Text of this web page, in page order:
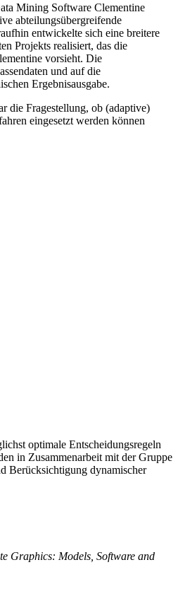
Mining Software Clementine
abteilungsübergreifende
entwickelte sich eine breitere
Projekts realisiert, das die
vorsieht. Die
und auf die
Ergebnisausgabe.
die Fragestellung, ob (adaptive)
eingesetzt werden können
optimale Entscheidungsregeln
in Zusammenarbeit mit der Gruppe
Berücksichtigung dynamischer
Graphics: Models, Software and